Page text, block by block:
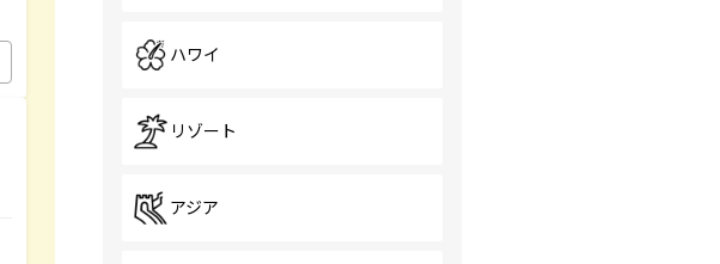
ハワイ
リゾート
アジア